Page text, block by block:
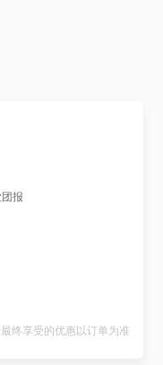
报
终享受的优惠以订单为准